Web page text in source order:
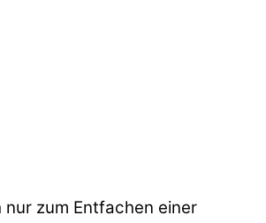
zum Entfachen einer